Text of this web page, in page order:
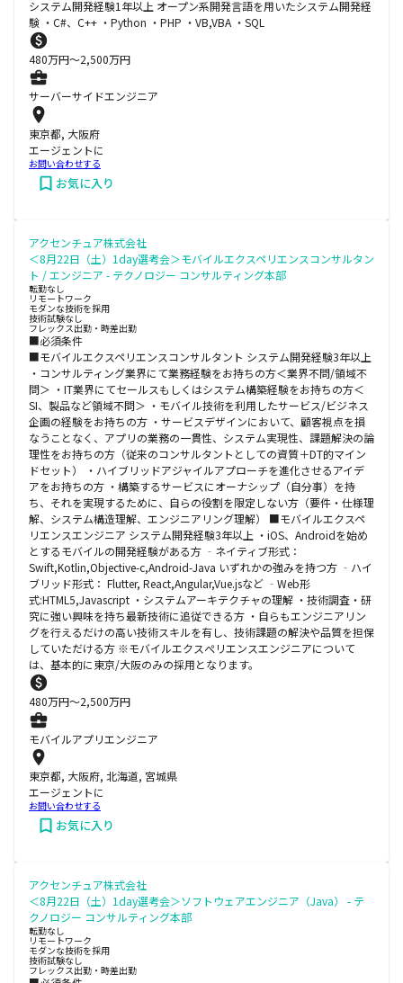
システム開発経験1年以上 オープン系開発言語を用いたシステム開発経
験 ・C#、C++ ・Python ・PHP ・VB,VBA ・SQL
480万円〜2,500万円
サーバーサイドエンジニア
東京都, 大阪府
エージェントに
お問い合わせする
お気に入り
アクセンチュア株式会社
＜8月22日（土）1day選考会＞モバイルエクスペリエンスコンサルタン
ト / エンジニア - テクノロジー コンサルティング本部
転勤なし
リモートワーク
モダンな技術を採用
技術試験なし
フレックス出勤・時差出勤
■必須条件
■モバイルエクスペリエンスコンサルタント システム開発経験3年以上
・コンサルティング業界にて業務経験をお持ちの方＜業界不問/領域不
問＞ ・IT業界にてセールスもしくはシステム構築経験をお持ちの方＜
SI、製品など領域不問＞ ・モバイル技術を利用したサービス/ビジネス
企画の経験をお持ちの方 ・サービスデザインにおいて、顧客視点を損
なうことなく、アプリの業務の一貫性、システム実現性、課題解決の論
理性をお持ちの方（従来のコンサルタントとしての資質＋DT的マイン
ドセット） ・ハイブリッドアジャイルアプローチを進化させるアイデ
アをお持ちの方 ・構築するサービスにオーナシップ（自分事）を持
ち、それを実現するために、自らの役割を限定しない方（要件・仕様理
解、システム構造理解、エンジニアリング理解） ■モバイルエクスペ
リエンスエンジニア システム開発経験3年以上 ・iOS、Androidを始め
とするモバイルの開発経験がある方 ‐ネイティブ形式：
Swift,Kotlin,Objective-c,Android-Java いずれかの強みを持つ方 ‐ハイ
ブリッド形式： Flutter, React,Angular,Vue.jsなど ‐Web形
式:HTML5,Javascript ・システムアーキテクチャの理解 ・技術調査・研
究に強い興味を持ち最新技術に追従できる方 ・自らもエンジニアリン
グを行えるだけの高い技術スキルを有し、技術課題の解決や品質を担保
していただける方 ※モバイルエクスぺリエンスエンジニアについて
は、基本的に東京/大阪のみの採用となります。
480万円〜2,500万円
モバイルアプリエンジニア
東京都, 大阪府, 北海道, 宮城県
エージェントに
お問い合わせする
お気に入り
アクセンチュア株式会社
＜8月22日（土）1day選考会＞ソフトウェアエンジニア（Java） - テ
クノロジー コンサルティング本部
転勤なし
リモートワーク
モダンな技術を採用
技術試験なし
フレックス出勤・時差出勤